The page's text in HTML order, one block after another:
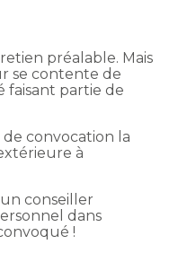
préalable. Mais
se contente de
faisant partie de
convocation la
à
conseiller
dans
!